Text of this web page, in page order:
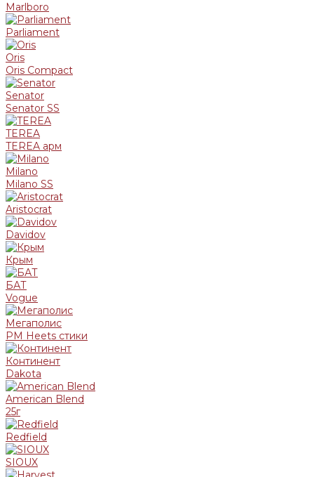
Marlboro
Parliament
Oris
Oris Compact
Senator
Senator SS
TEREA
TEREA арм
Milano
Milano SS
Aristocrat
Davidov
Крым
БАТ
Vogue
Мегаполис
PM Heets стики
Континент
Dakota
American Blend
25г
Redfield
SIOUX